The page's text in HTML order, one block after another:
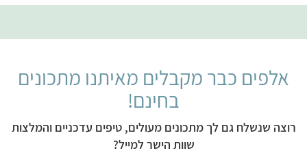
אלפים כבר מקבלים מאיתנו מתכונים
בחינם!
רוצה שנשלח גם לך מתכונים מעולים, טיפים עדכניים והמלצות
שוות הישר למייל?